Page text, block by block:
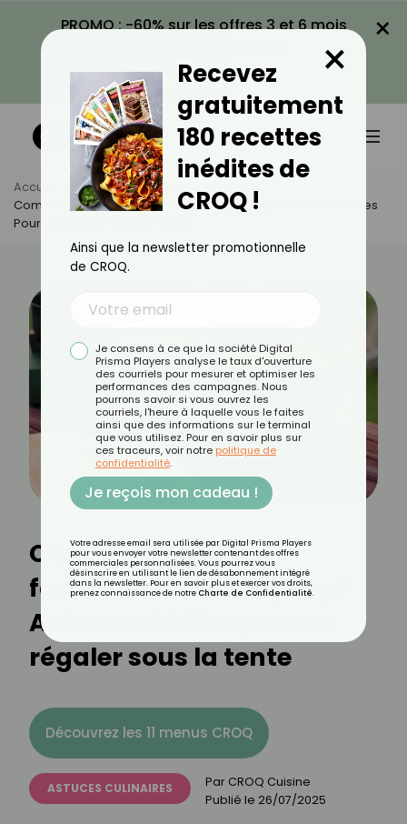
PROMO : -60% sur les offres 3 et 6 mois
VOIR LA PROMO
×
Accueil Actus
Astuces Culinaires
Comment Cuisiner Facilement Au Camping ? Astuces Et Idées
Pour Se Régaler Sous La Tente
Comment cuisiner
facilement au camping ?
Astuces et idées pour se
régaler sous la tente
Découvrez les 11 menus CROQ
ASTUCES CULINAIRES Par CROQ Cuisine
Publié le 26/07/2025
Recevez
gratuitement
180 recettes
inédites de
CROQ !
×
Ainsi que la newsletter promotionnelle
de CROQ.
Je consens à ce que la société Digital
Prisma Players analyse le taux d'ouverture
des courriels pour mesurer et optimiser les
performances des campagnes. Nous
pourrons savoir si vous ouvrez les
courriels, l'heure à laquelle vous le faites
ainsi que des informations sur le terminal
que vous utilisez. Pour en savoir plus sur
ces traceurs, voir notre politique de
confidentialité.
Je reçois mon cadeau !
Votre adresse email sera utilisée par Digital Prisma Players
pour vous envoyer votre newsletter contenant des offres
commerciales personnalisées. Vous pourrez vous
désinscrire en utilisant le lien de désabonnement intégré
dans la newsletter. Pour en savoir plus et exercer vos droits,
prenez connaissance de notre Charte de Confidentialité.